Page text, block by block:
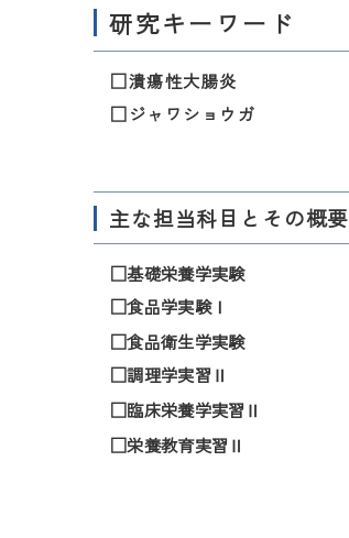
研究キーワード
□潰瘍性大腸炎
□ジャワショウガ
主な担当科目とその概要
□基礎栄養学実験
□食品学実験Ⅰ
□食品衛生学実験
□調理学実習Ⅱ
□臨床栄養学実習Ⅱ
□栄養教育実習Ⅱ